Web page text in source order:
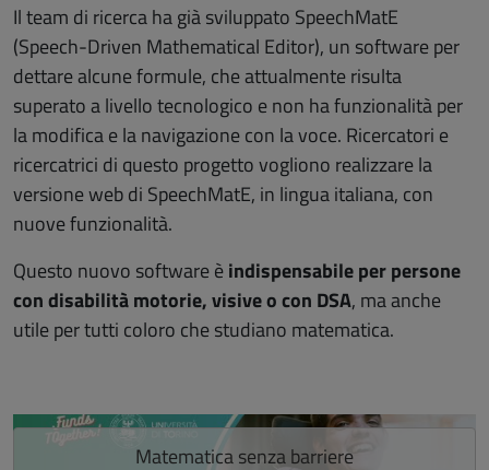
Il team di ricerca ha già sviluppato SpeechMatE
(Speech-Driven Mathematical Editor), un software per
dettare alcune formule, che attualmente risulta
superato a livello tecnologico e non ha funzionalità per
la modifica e la navigazione con la voce. Ricercatori e
ricercatrici di questo progetto vogliono realizzare la
versione web di SpeechMatE, in lingua italiana, con
nuove funzionalità.
Questo nuovo software èindispensabile per persone
con disabilità motorie, visive o con DSA, ma anche
utile per tutti coloro che studiano matematica.
Salta lo slider
Matematica senza barriere